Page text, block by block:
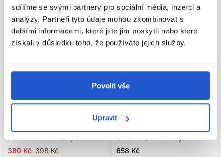
sdílíme se svými partnery pro sociální média, inzerci a
analýzy. Partneři tyto údaje mohou zkombinovat s
dalšími informacemi, které jste jim poskytli nebo které
získali v důsledku toho, že používáte jejich služby.
Povolit vše
Upravit
-5%
fialový šampon na blond vlasy
398 Kč
380 Kč
Oficiální distribuce
na blond vlasy 1000ml
658 Kč